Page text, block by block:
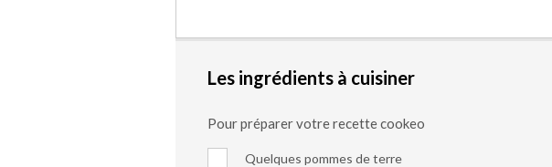
Les ingrédients à cuisiner
Pour préparer votre recette cookeo
Quelques pommes de terre